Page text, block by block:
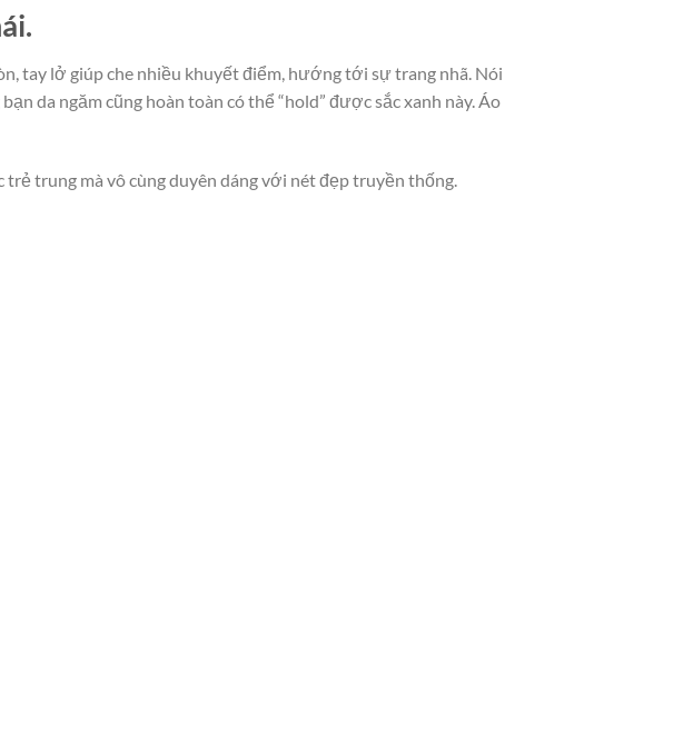
tay lở giúp che nhiều khuyết điểm, hướng tới sự trang nhã. Nói
da ngăm cũng hoàn toàn có thể “hold” được sắc xanh này. Áo
trung mà vô cùng duyên dáng với nét đẹp truyền thống.